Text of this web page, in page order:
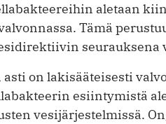
aletaan
Tämä
seurauksena
asti on lakisääteisesti
esiintymistä
vesijärjestelmissä.